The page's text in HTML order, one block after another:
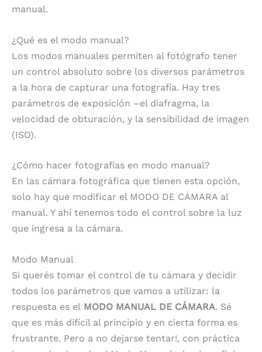
manual.
¿Qué es el modo manual?
Los modos manuales permiten al fotógrafo tener
un control absoluto sobre los diversos parámetros
a la hora de capturar una fotografía. Hay tres
parámetros de exposición –el diafragma, la
velocidad de obturación, y la sensibilidad de imagen
(ISO).
¿Cómo hacer fotografías en modo manual?
En las cámara fotográfica que tienen esta opción,
solo hay que modificar el MODO DE CÁMARA al
manual. Y ahí tenemos todo el control sobre la luz
que ingresa a la cámara.
Modo Manual
Si querés tomar el control de tu cámara y decidir
todos los parámetros que vamos a utilizar: la
respuesta es el MODO MANUAL DE CÁMARA. Sé
que es más difícil al principio y en cierta forma es
frustrante. Pero a no dejarse tentar!, con práctica